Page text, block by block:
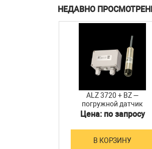
НЕДАВНО
ALZ 3720 + BZ —
погружной датчик
уровня и клеммная
Цена: по запросу
В КОРЗИНУ